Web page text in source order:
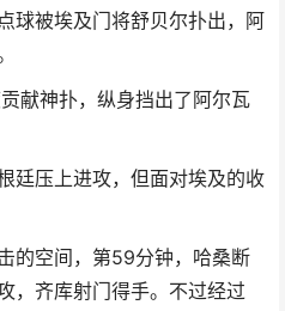
球被埃及门将舒贝尔扑出，阿
献神扑，纵身挡出了阿尔瓦
廷压上进攻，但面对埃及的收
的空间，第59分钟，哈桑断
，齐库射门得手。不过经过